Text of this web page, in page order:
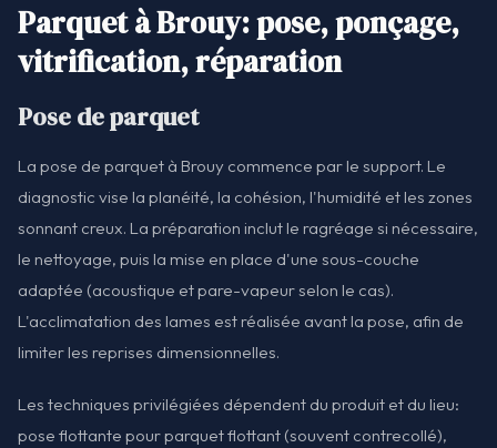
Parquet à Brouy: pose, ponçage,
vitrification, réparation
Pose de parquet
La pose de parquet à Brouy commence par le support. Le
diagnostic vise la planéité, la cohésion, l'humidité et les zones
sonnant creux. La préparation inclut le ragréage si nécessaire,
le nettoyage, puis la mise en place d'une sous-couche
adaptée (acoustique et pare-vapeur selon le cas).
L'acclimatation des lames est réalisée avant la pose, afin de
limiter les reprises dimensionnelles.
Les techniques privilégiées dépendent du produit et du lieu:
pose flottante pour parquet flottant (souvent contrecollé),